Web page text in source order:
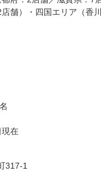
舗）・四国エリア（香
在
317-1